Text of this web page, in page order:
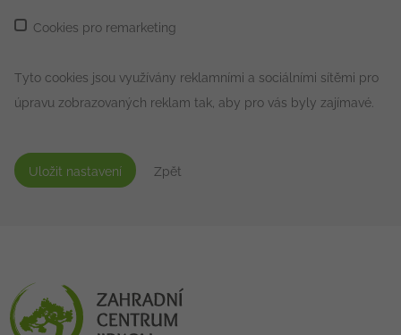
Cookies pro remarketing
Tyto cookies jsou využívány reklamními a sociálními sítěmi pro
úpravu zobrazovaných reklam tak, aby pro vás byly zajímavé.
Uložit nastavení Zpět